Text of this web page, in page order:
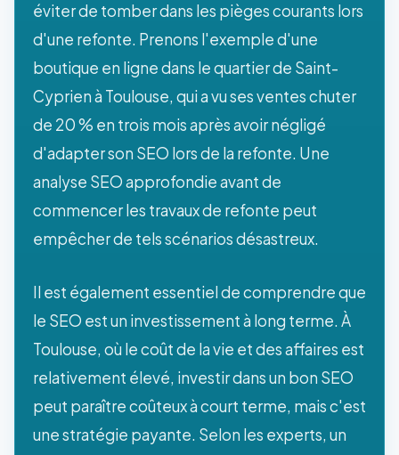
éviter de tomber dans les pièges courants lors
d'une refonte. Prenons l'exemple d'une
boutique en ligne dans le quartier de Saint-
Cyprien à Toulouse, qui a vu ses ventes chuter
de 20 % en trois mois après avoir négligé
d'adapter son SEO lors de la refonte. Une
analyse SEO approfondie avant de
commencer les travaux de refonte peut
empêcher de tels scénarios désastreux.
Il est également essentiel de comprendre que
le SEO est un investissement à long terme. À
Toulouse, où le coût de la vie et des affaires est
relativement élevé, investir dans un bon SEO
peut paraître coûteux à court terme, mais c'est
une stratégie payante. Selon les experts, un